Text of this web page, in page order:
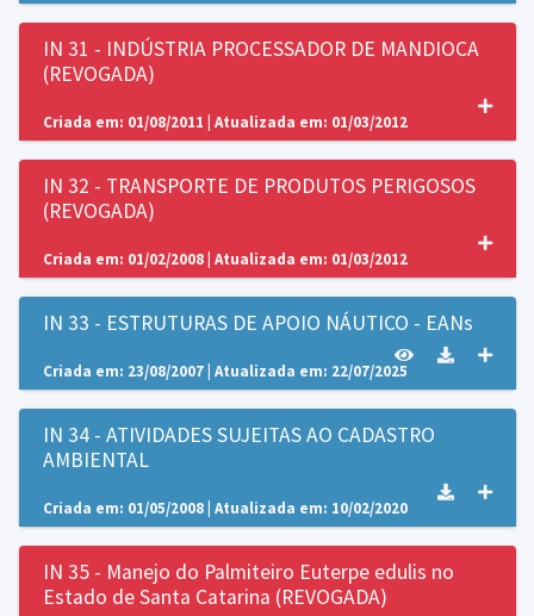
IN 31 - INDÚSTRIA PROCESSADOR DE MANDIOCA
(REVOGADA)
Criada em: 01/08/2011 | Atualizada em: 01/03/2012
IN 32 - TRANSPORTE DE PRODUTOS PERIGOSOS
(REVOGADA)
Criada em: 01/02/2008 | Atualizada em: 01/03/2012
IN 33 - ESTRUTURAS DE APOIO NÁUTICO - EANs
Criada em: 23/08/2007 | Atualizada em: 22/07/2025
IN 34 - ATIVIDADES SUJEITAS AO CADASTRO
AMBIENTAL
Criada em: 01/05/2008 | Atualizada em: 10/02/2020
IN 35 - Manejo do Palmiteiro Euterpe edulis no
Estado de Santa Catarina (REVOGADA)